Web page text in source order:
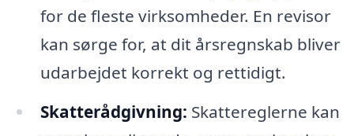
for de fleste virksomheder. En revisor
kan sørge for, at dit årsregnskab bliver
udarbejdet korrekt og rettidigt.
Skatterådgivning: Skattereglerne kan